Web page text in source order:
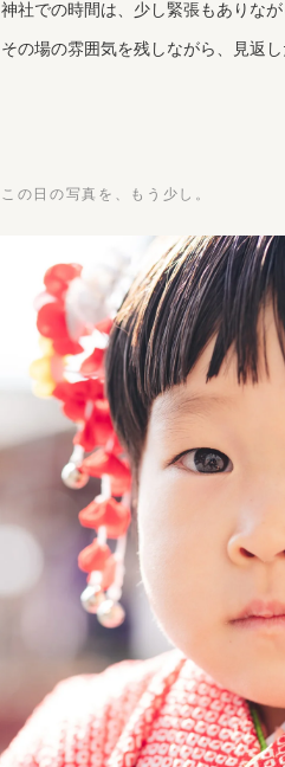
神社での時間は、少し緊張もありな
その場の雰囲気を残しながら、見返
この日の写真を、もう少し。